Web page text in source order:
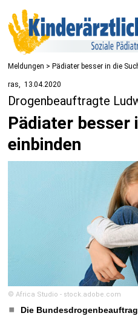
Meldungen > Pädiater besser in die
ras 13.04.2020
Drogenbeauftragte
Pädiater besser
einbinden
© Africa Studio - stock.adobe.com
Die